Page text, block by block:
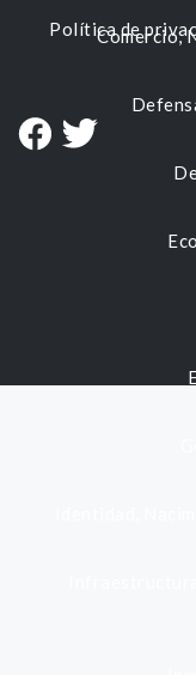
Comercio,
Política de